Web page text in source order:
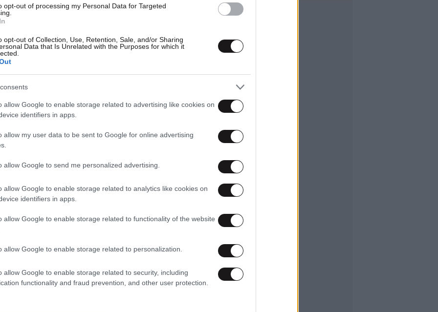
opt-out of processing my Personal Data for Targeted
opt-out of Collection, Use, Retention, Sale, and/or Sharing
Data that Is Unrelated with the Purposes for which it
allow Google to enable storage related to advertising like cookies on
identifiers in apps.
allow my user data to be sent to Google for online advertising
allow Google to send me personalized advertising.
allow Google to enable storage related to analytics like cookies on
identifiers in apps.
allow Google to enable storage related to functionality of the website
allow Google to enable storage related to personalization.
allow Google to enable storage related to security, including
functionality and fraud prevention, and other user protection.
του Αρείου εξέφρασε την
κληθεί ακόμη η κ. Δημητρίου να καταθέσει στο
εμφανίζεται να έστρεψε τα βέλη του στην
της Διαφθοράς, Ελένη Τουλουπάκη στην οποία
αλλά και δόλο. Μάλιστα , σύμφωνα με
συμπεριφορά της ήταν πασιφανές ότι
του «Ρασπούτιν».
με πληροφορίες, εξέφρασε την πικρία
τα παραπάνω πρόσωπα τα οποία,
στενότατη συνεργασία.
και με έστυψαν άνθρωποι που
με πονάει πολύ» φέρεται να ανέφερε
του κ. Αγγελή πήραν, ήδη, το δρόμο για τη